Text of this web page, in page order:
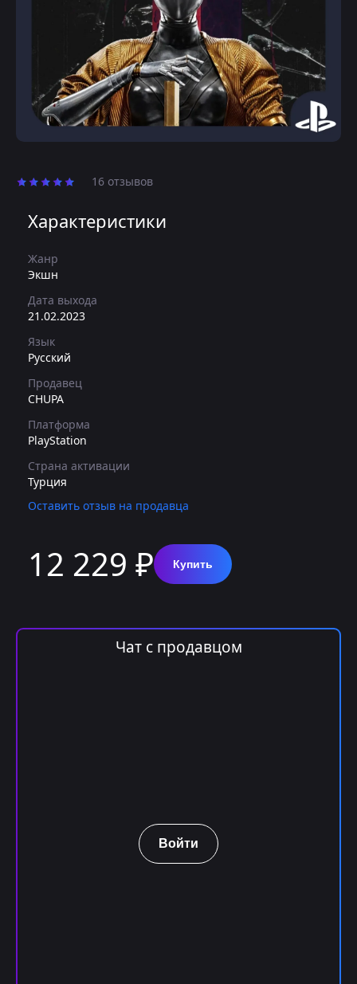
16 отзывов
Характеристики
Жанр
Экшн
Дата выхода
21.02.2023
Язык
Русский
Продавец
CHUPA
Платформа
PlayStation
Страна активации
Турция
Оставить отзыв на продавца
12 229 ₽ Купить
Чат с продавцом
Войти